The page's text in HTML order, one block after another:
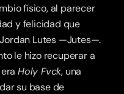
físico, al parecer
y felicidad que
Lutes —Jutes—.
le hizo recuperar a
era Holy Fvck, una
su base de